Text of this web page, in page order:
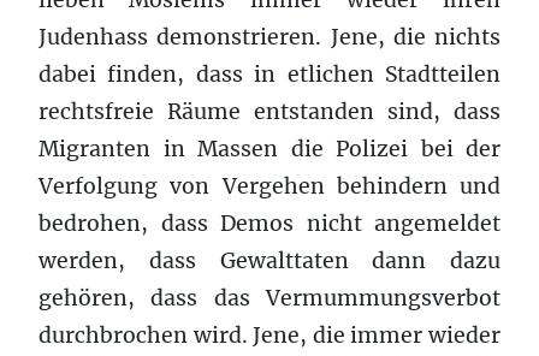
Judenhass demonstrieren. Jene, die nichts
dabei finden, dass in etlichen Stadtteilen
rechtsfreie Räume entstanden sind, dass
Migranten in Massen die Polizei bei der
Verfolgung von Vergehen behindern und
bedrohen, dass Demos nicht angemeldet
werden, dass Gewalttaten dann dazu
gehören, dass das Vermummungsverbot
durchbrochen wird. Jene, die immer wieder